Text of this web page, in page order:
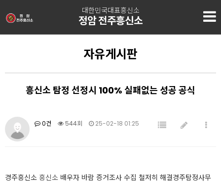
대한민국대표흥신소
정암 전주흥신소
자유게시판
흥신소 탐정 선정시 100% 실패없는 성공 공식
0건 544회 25-02-18 01:25
​​경주흥신소 흥신소 배우자 바람 증거조사 수집 철저히 해결​경주탐정사무